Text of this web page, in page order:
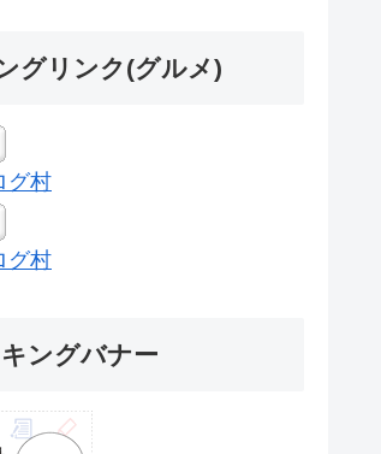
グリンク(グルメ)
グ村
グ村
ングバナー